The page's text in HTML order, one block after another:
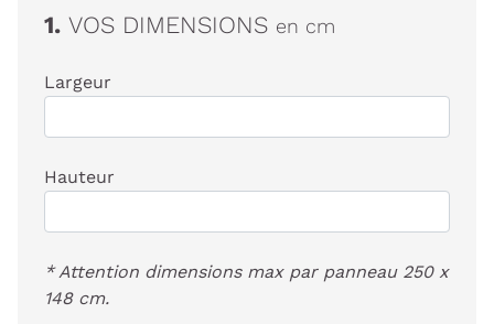
1. VOS DIMENSIONS en cm
Largeur
Hauteur
* Attention dimensions max par panneau 250 x
148 cm.